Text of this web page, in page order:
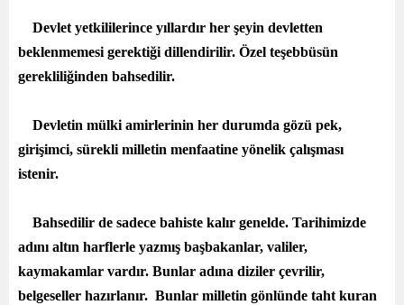
Devlet yetkililerince yıllardır her şeyin devletten
beklenmemesi gerektiği dillendirilir. Özel teşebbüsün
gerekliliğinden bahsedilir.
Devletin mülki amirlerinin her durumda gözü pek,
girişimci, sürekli milletin menfaatine yönelik çalışması
istenir.
Bahsedilir de sadece bahiste kalır genelde. Tarihimizde
adını altın harflerle yazmış başbakanlar, valiler,
kaymakamlar vardır. Bunlar adına diziler çevrilir,
belgeseller hazırlanır. Bunlar milletin gönlünde taht kuran